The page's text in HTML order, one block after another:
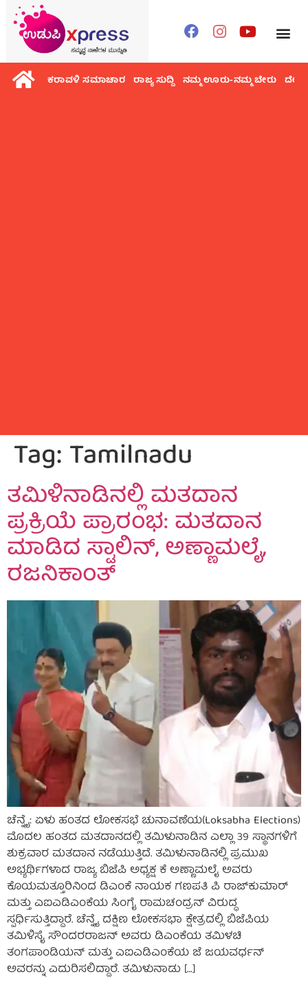
ಕರಾವಳಿ ಸಮಾಚಾರ ರಾಜ್ಯ ಸುದ್ದಿ ನಮ್ಮ ಊರು-ನಮ್ಮ ಬೇರು ದೇಶ
Tag:Tamilnadu
ತಮಿಳಿನಾಡಿನಲ್ಲಿ ಮತದಾನ
ಪ್ರಕ್ರಿಯೆ ಪ್ರಾರಂಭ: ಮತದಾನ
ಮಾಡಿದ ಸ್ಟಾಲಿನ್, ಅಣ್ಣಾಮಲೈ,
ರಜನಿಕಾಂತ್
ಚೆನ್ನೈ: ಏಳು ಹಂತದ ಲೋಕಸಭೆ ಚುನಾವಣೆಯ(Loksabha Elections)
ಮೊದಲ ಹಂತದ ಮತದಾನದಲ್ಲಿ ತಮಿಳುನಾಡಿನ ಎಲ್ಲಾ 39 ಸ್ಥಾನಗಳಿಗೆ
ಶುಕ್ರವಾರ ಮತದಾನ ನಡೆಯುತ್ತಿದೆ. ತಮಿಳುನಾಡಿನಲ್ಲಿ ಪ್ರಮುಖ
ಅಭ್ಯರ್ಥಿಗಳಾದ ರಾಜ್ಯ ಬಿಜೆಪಿ ಅಧ್ಯಕ್ಷ ಕೆ ಅಣ್ಣಾಮಲೈ ಅವರು
ಕೊಯಮತ್ತೂರಿನಿಂದ ಡಿಎಂಕೆ ನಾಯಕ ಗಣಪತಿ ಪಿ ರಾಜ್‌ಕುಮಾರ್
ಮತ್ತು ಎಐಎಡಿಎಂಕೆಯ ಸಿಂಗೈ ರಾಮಚಂದ್ರನ್ ವಿರುದ್ಧ
ಸ್ಪರ್ಧಿಸುತ್ತಿದ್ದಾರೆ. ಚೆನ್ನೈ ದಕ್ಷಿಣ ಲೋಕಸಭಾ ಕ್ಷೇತ್ರದಲ್ಲಿ ಬಿಜೆಪಿಯ
ತಮಿಳಿಸೈ ಸೌಂದರರಾಜನ್ ಅವರು ಡಿಎಂಕೆಯ ತಮಿಳಚಿ
ತಂಗಪಾಂಡಿಯನ್ ಮತ್ತು ಎಐಎಡಿಎಂಕೆಯ ಜೆ ಜಯವರ್ಧನ್
ಅವರನ್ನು ಎದುರಿಸಲಿದ್ದಾರೆ. ತಮಿಳುನಾಡು […]